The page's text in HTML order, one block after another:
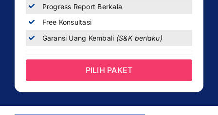
Progress Report Berkala
Free Konsultasi
Garansi Uang Kembali (S&K berlaku)
PILIH PAKET